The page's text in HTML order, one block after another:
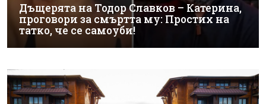
Дъщерята на Тодор Славков – Катерина,
проговори за смъртта му: Простих на
татко, че се самоуби!